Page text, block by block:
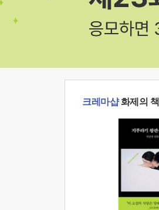
크레마샵화제의 책